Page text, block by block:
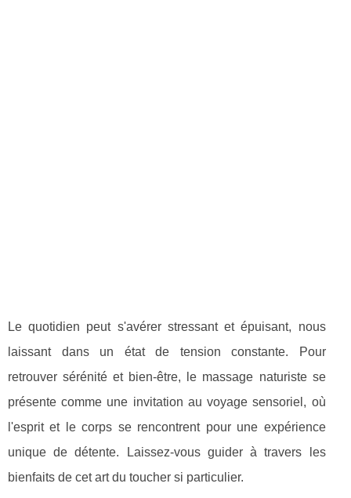
Le quotidien peut s'avérer stressant et épuisant, nous
laissant dans un état de tension constante. Pour
retrouver sérénité et bien-être, le massage naturiste se
présente comme une invitation au voyage sensoriel, où
l'esprit et le corps se rencontrent pour une expérience
unique de détente. Laissez-vous guider à travers les
bienfaits de cet art du toucher si particulier.